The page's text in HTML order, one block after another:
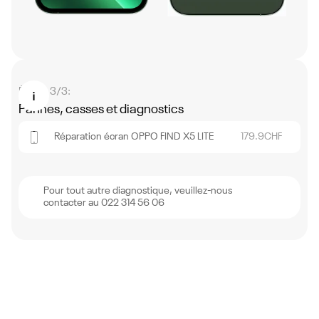
Étape 3/3:
Pannes, casses et diagnostics
Réparation écran OPPO FIND X5 LITE 179.9CHF
Pour tout autre diagnostique, veuillez-nous
contacter au 022 314 56 06